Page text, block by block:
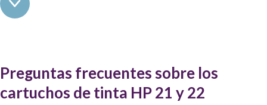
en Webcartucho.
En Webcartucho podrás comprar loscartuchos HP 21 y 22 al mejor
precio online.¿Prefieres la versión original o la compatible?, ¿el
Preguntas frecuentes sobre los
cartuchos de tinta HP 21 y 22